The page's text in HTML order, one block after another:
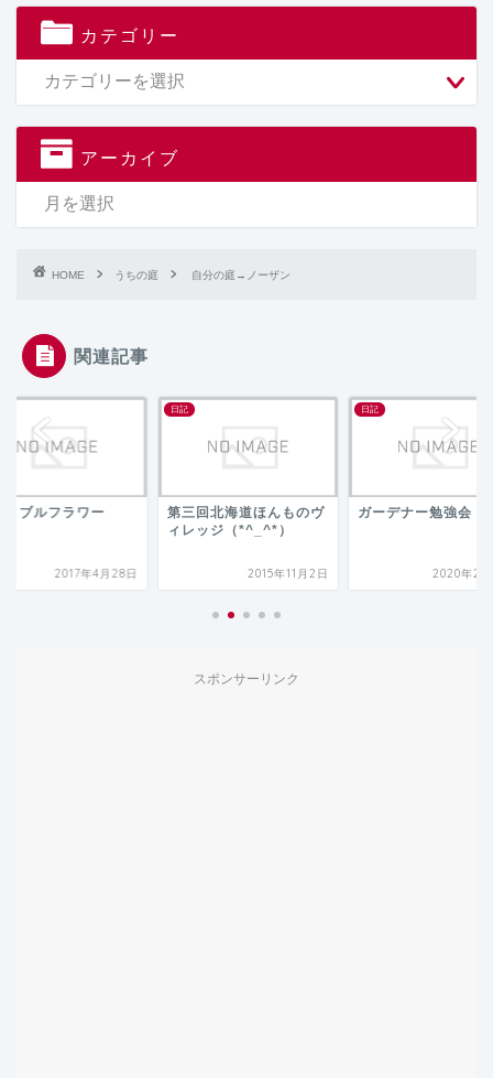
カテゴリー
アーカイブ
HOME うちの庭 自分の庭→ノーザン
関連記事
回北海道ほんものヴ
2015年11月2日
日記
ガーデナー勉強会
2020年2月27日
日記
冬のエディブルフラ
2019年2
スポンサーリンク